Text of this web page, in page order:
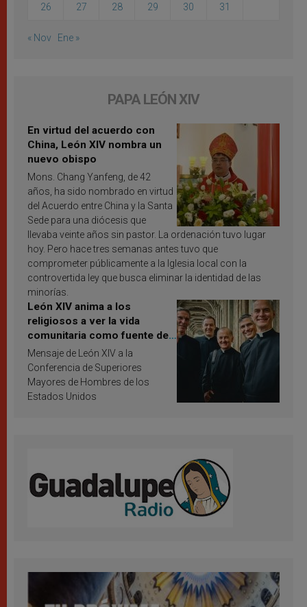
26 27 28 29 30 31
« Nov Ene »
PAPA LEÓN XIV
En virtud del acuerdo con
China, León XIV nombra un
nuevo obispo
Mons. Chang Yanfeng, de 42
años, ha sido nombrado en virtud
del Acuerdo entre China y la Santa
Sede para una diócesis que
llevaba veinte años sin pastor. La ordenación tuvo lugar
hoy. Pero hace tres semanas antes tuvo que
comprometer públicamente a la Iglesia local con la
controvertida ley que busca eliminar la identidad de las
minorías.
León XIV anima a los
religiosos a ver la vida
comunitaria como fuente de
inspiración y santificación
Mensaje de León XIV a la
Conferencia de Superiores
Mayores de Hombres de los
Estados Unidos